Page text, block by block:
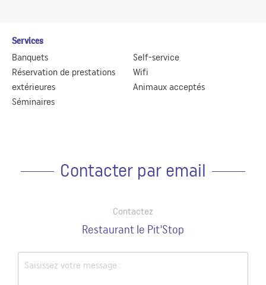
Services
Banquets
Réservation de prestations
extérieures
Séminaires
Self-service
Wifi
Animaux acceptés
Contacter par email
Contactez
Restaurant le Pit'Stop